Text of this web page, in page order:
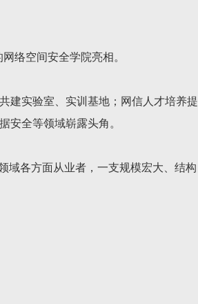
络空间安全学院亮相。
建实验室、实训基地；网信人才培养提
安全等领域崭露头角。
域各方面从业者，一支规模宏大、结构